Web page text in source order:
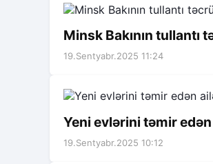
Minsk Bakının tullantı
19.Sentyabr.2025 11:24
Yeni evlərini təmir edən
19.Sentyabr.2025 10:12